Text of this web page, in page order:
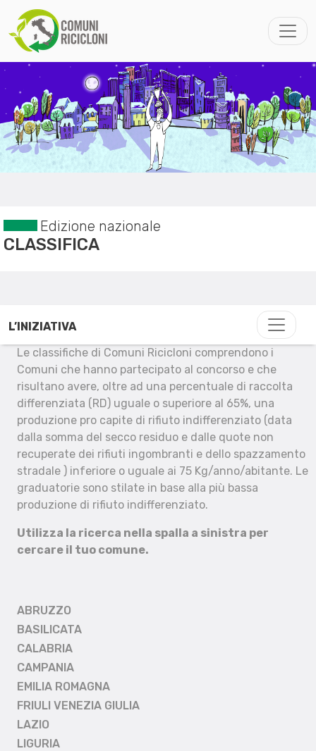
Edizione nazionale
CLASSIFICA
L’INIZIATIVA
Le classifiche di Comuni Ricicloni comprendono i
Comuni che hanno partecipato al concorso e che
risultano avere, oltre ad una percentuale di raccolta
differenziata (RD) uguale o superiore al 65%, una
produzione pro capite di rifiuto indifferenziato (data
dalla somma del secco residuo e dalle quote non
recuperate dei rifiuti ingombranti e dello spazzamento
stradale ) inferiore o uguale ai 75 Kg/anno/abitante. Le
graduatorie sono stilate in base alla più bassa
produzione di rifiuto indifferenziato.
Utilizza la ricerca nella spalla a sinistra per
cercare il tuo comune.
ABRUZZO
BASILICATA
CALABRIA
CAMPANIA
EMILIA ROMAGNA
FRIULI VENEZIA GIULIA
LAZIO
LIGURIA